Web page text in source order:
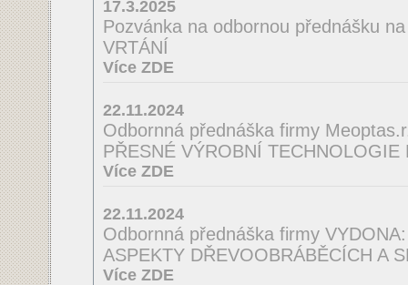
17.3.2025
Pozvánka na odbornou přednášku
VRTÁNÍ
Více ZDE
22.11.2024
Odbornná přednáška firmy
PŘESNÉ VÝROBNÍ
Více ZDE
22.11.2024
Odbornná přednáška firmy VYDONA:
ASPEKTY DŘEVOOBRÁBĚCÍCH A
Více ZDE